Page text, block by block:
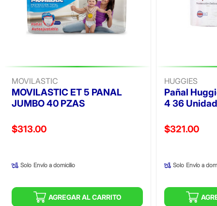
MOVILASTIC
MOVILASTIC ET 5 PANAL
JUMBO 40 PZAS
Precio reducido de
$313.00
Solo Envío a domicilio
AGREGAR AL CARRITO
HUGGIES
Pañal
4 36
Precio
$321.00
Solo Envío a